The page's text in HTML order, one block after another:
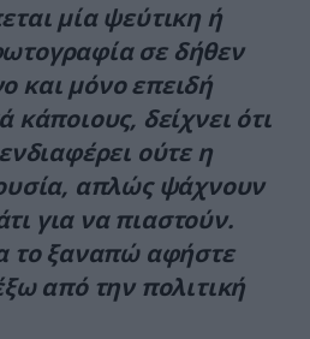
μία ψεύτικη ή
σε δήθεν
και μόνο επειδή
κάποιους, δείχνει ότι
ούτε η
απλώς ψάχνουν
για να πιαστούν.
το ξαναπώ αφήστε
από την πολιτική